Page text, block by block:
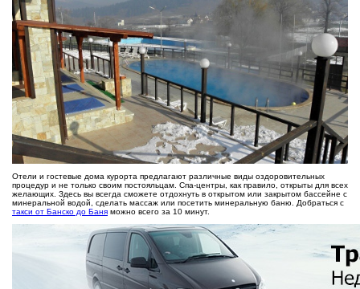
Отели и гостевые дома курорта предлагают различные виды оздоровительных
процедур и не только своим постояльцам. Спа-центры, как правило, открыты для всех
желающих. Здесь вы всегда сможете отдохнуть в открытом или закрытом бассейне с
минеральной водой, сделать массаж или посетить минеральную баню. Добраться с
такси от Банско до Баня можно всего за 10 минут.